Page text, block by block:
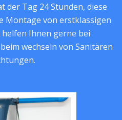
der Tag 24 Stunden, diese
Montage von erstklassigen
Ihnen gerne bei
wechseln von Sanitären